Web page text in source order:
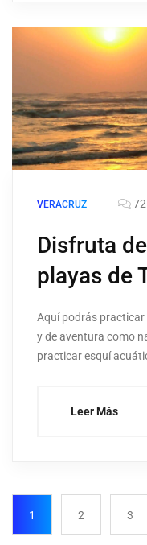
VERACRUZ 72
Disfruta
playas de
Aquí podrás
y de aventura como
practicar esquí
Leer Más
1 2 3